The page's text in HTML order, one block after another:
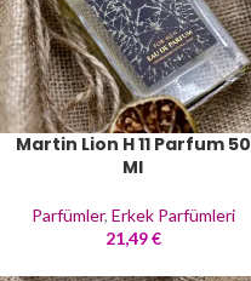
Martin Lion H 11 Parfum 50
Ml
Parfümler, Erkek Parfümleri
21,49€